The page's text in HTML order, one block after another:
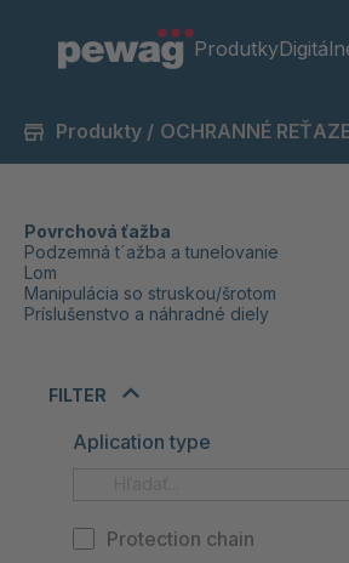
Produtky
Produkty / OCHRANNÉ
Povrchová ťažba
Podzemná t´ažba a tunelovanie
Lom
Manipulácia so struskou/šrotom
Príslušenstvo a náhradné diely
FILTER
Aplication type
Protection chain